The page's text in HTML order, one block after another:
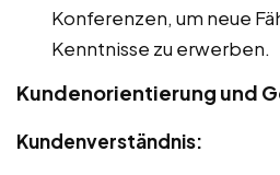
Konferenzen, um neue
Kenntnisse zu erwerben.
Kundenorientierung und
Kundenverständnis: